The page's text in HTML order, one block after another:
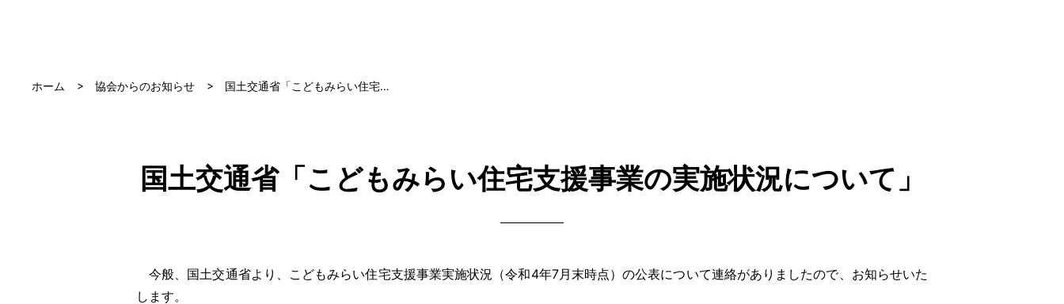
ホーム 協会からのお知らせ 国土交通省「こどもみらい住宅…
国土交通省「こどもみらい住宅支援事業の実施状況について」
今般、国土交通省より、こどもみらい住宅支援事業実施状況（令和4年7月末時点）の公表について連絡がありましたので、お知らせいた
します。